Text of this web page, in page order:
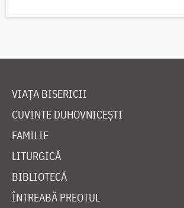
VIAȚA BISERICII
CUVINTE DUHOVNICEȘTI
FAMILIE
LITURGICĂ
BIBLIOTECĂ
ÎNTREABĂ PREOTUL